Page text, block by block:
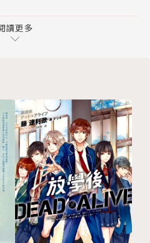
出頭緒，他如何僅憑一件沾有
天，他便理出死亡時間與死
案發現場……
微鏡——專家知道可以由子
的槍枝，但民眾可不了解原
證明呢？
萊。在一間堆滿燒杯、本生
裡，愛德華．奧斯卡．海因里
美國最早的鑑識科學家之一，
具備不可思議的敏銳度，總能
森的耳朵
爾的槍
讀更多